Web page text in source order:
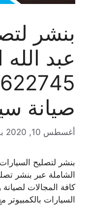
بنشر
عبد
صيانة
أغسطس 10, 2020
بنشر لتصليح
الشاملة عبر بنشر
كافة المجالات
السيارات بالكمبيوتر